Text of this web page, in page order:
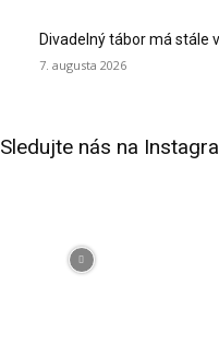
Divadelný tábor má stále
7. augusta 2026
Sledujte nás na